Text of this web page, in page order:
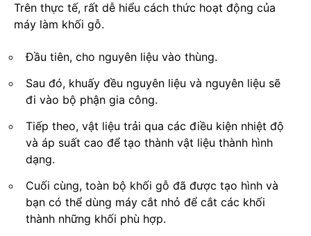
Trên thực tế, rất dễ hiểu cách thức hoạt động của
máy làm khối gỗ.
Đầu tiên, cho nguyên liệu vào thùng.
Sau đó, khuấy đều nguyên liệu và nguyên liệu sẽ
đi vào bộ phận gia công.
Tiếp theo, vật liệu trải qua các điều kiện nhiệt độ
và áp suất cao để tạo thành vật liệu thành hình
dạng.
Cuối cùng, toàn bộ khối gỗ đã được tạo hình và
bạn có thể dùng máy cắt nhỏ để cắt các khối
thành những khối phù hợp.